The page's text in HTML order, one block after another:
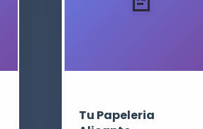
Tu Papeleria